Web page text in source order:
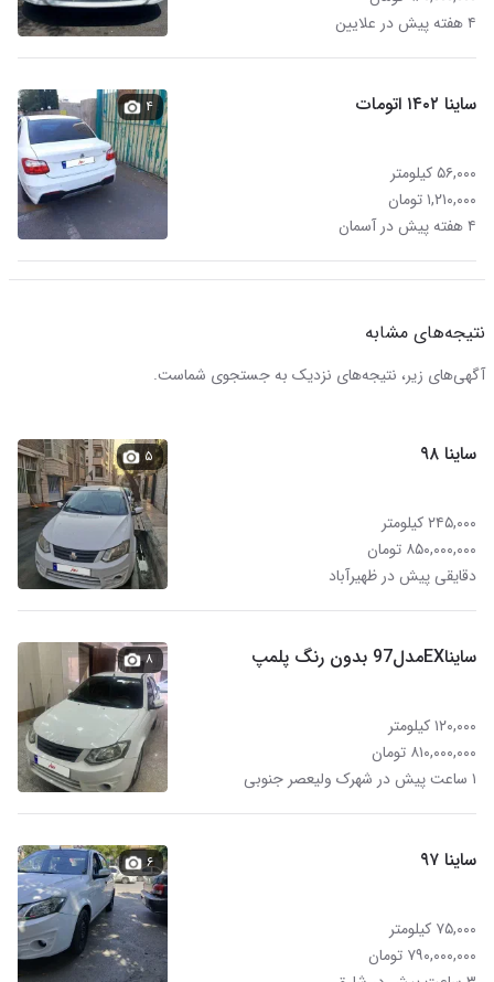
۴ هفته پیش در علایین
ساینا ۱۴۰۲ اتومات
۵۶,۰۰۰ کیلومتر
۱,۲۱۰,۰۰۰ تومان
۴ هفته پیش در آسمان
۴
نتیجه‌های مشابه
آگهی‌های زیر، نتیجه‌های نزدیک به جستجوی شماست.
ساینا ۹۸
۲۴۵,۰۰۰ کیلومتر
۸۵۰,۰۰۰,۰۰۰ تومان
دقایقی پیش در ظهیرآباد
۵
سایناEXمدل97 بدون رنگ پلمپ
۱۲۰,۰۰۰ کیلومتر
۸۱۰,۰۰۰,۰۰۰ تومان
۱ ساعت پیش در شهرک ولیعصر جنوبی
۸
ساینا ۹۷
۷۵,۰۰۰ کیلومتر
۷۹۰,۰۰۰,۰۰۰ تومان
۶